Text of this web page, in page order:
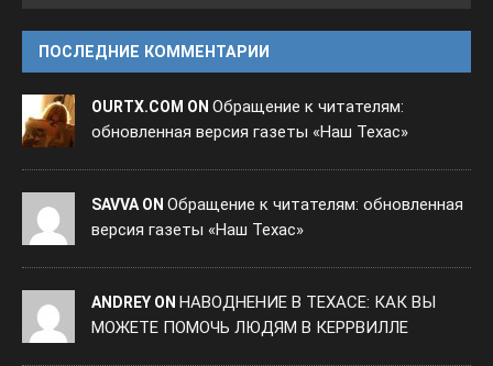
ПОСЛЕДНИЕ КОММЕНТАРИИ
OURTX.COM ON Обращение к читателям:
обновленная версия газеты «Наш Техас»
SAVVA ON Обращение к читателям: обновленная
версия газеты «Наш Техас»
ANDREY ON НАВОДНЕНИЕ В ТЕХАСЕ: КАК ВЫ
МОЖЕТЕ ПОМОЧЬ ЛЮДЯМ В КЕРРВИЛЛЕ